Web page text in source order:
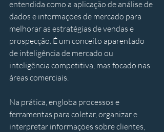
entendida como a aplicação de análise de
dados e informações de mercado para
melhorar as estratégias de vendas e
prospecção. É um conceito aparentado
de inteligência de mercado ou
inteligência competitiva, mas focado nas
áreas comerciais.
Na prática, engloba processos e
ferramentas para coletar, organizar e
interpretar informações sobre clientes,